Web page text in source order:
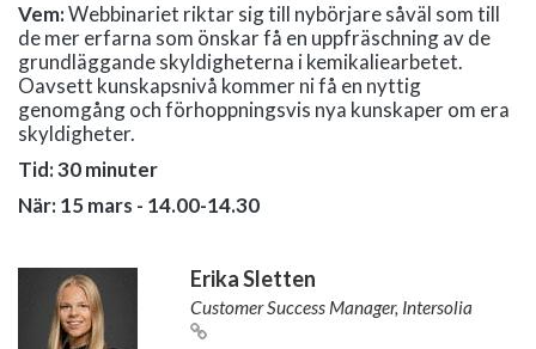
Vem:Webbinariet riktar sig till nybörjare såväl som till
de mer erfarna som önskar få en uppfräschning av de
grundläggande skyldigheterna i kemikaliearbetet.
Oavsett kunskapsnivå kommer ni få en nyttig
genomgång och förhoppningsvis nya kunskaper om era
skyldigheter.
Tid: 30 minuter
När: 15 mars - 14.00-14.30
Erika Sletten
Customer Success Manager, Intersolia